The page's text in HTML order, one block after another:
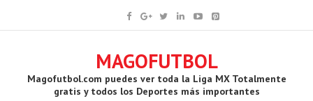
MAGOFUTBOL
Magofutbol.com puedes ver toda la Liga MX Totalmente
gratis y todos los Deportes más importantes